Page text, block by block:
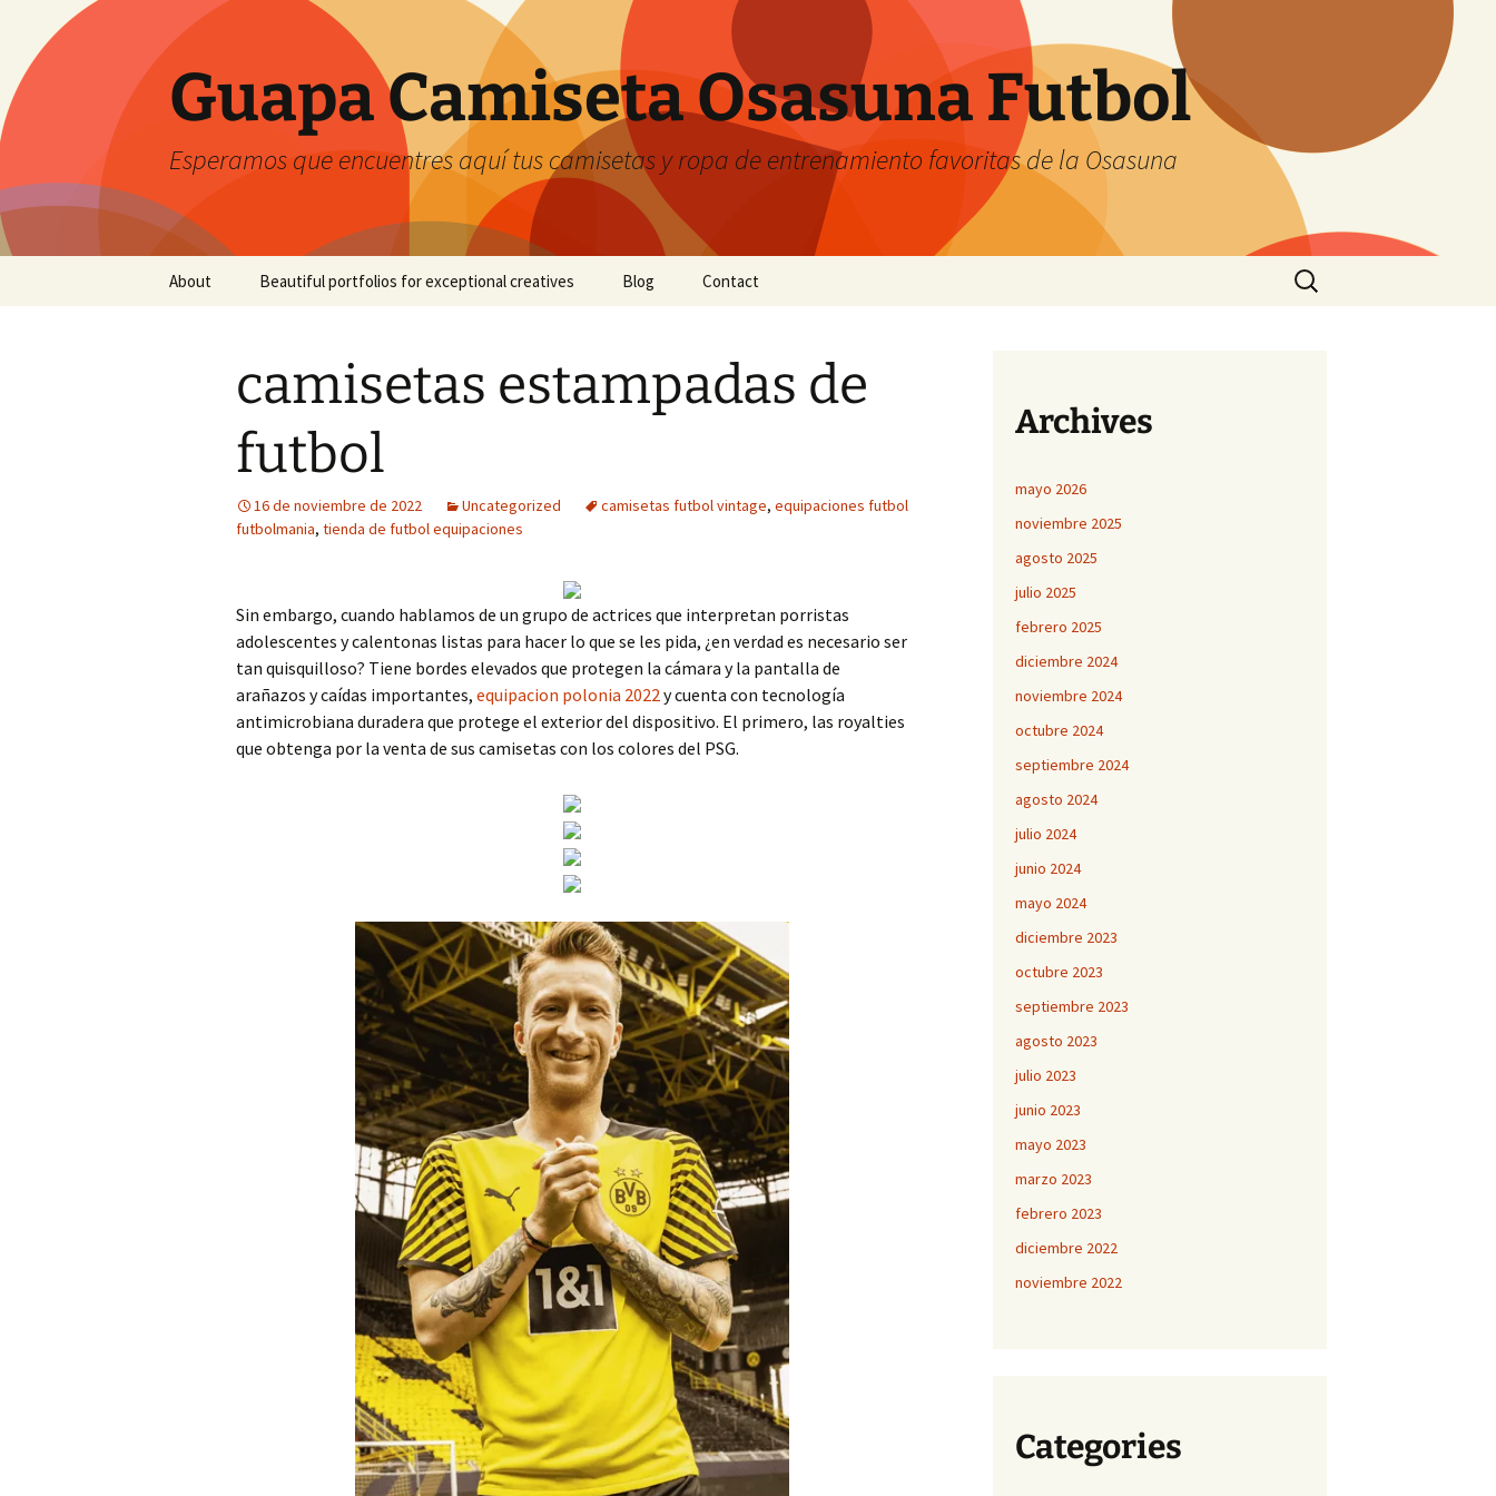
Guapa Camiseta Osasuna Futbol
Esperamos que encuentres aquí tus camisetas y ropa de entrenamiento favoritas de la Osasuna
About Beautiful portfolios for exceptional creatives Blog Contact
Buscar:
camisetas estampadas de
futbol
16 de noviembre de 2022 Uncategorized camisetas futbol vintage, equipaciones futbol
futbolmania, tienda de futbol equipaciones
Sin embargo, cuando hablamos de un grupo de actrices que interpretan porristas
adolescentes y calentonas listas para hacer lo que se les pida, ¿en verdad es necesario ser
tan quisquilloso? Tiene bordes elevados que protegen la cámara y la pantalla de
arañazos y caídas importantes, equipacion polonia 2022y cuenta con tecnología
antimicrobiana duradera que protege el exterior del dispositivo. El primero, las royalties
que obtenga por la venta de sus camisetas con los colores del PSG.
Archives
mayo 2026
noviembre 2025
agosto 2025
julio 2025
febrero 2025
diciembre 2024
noviembre 2024
octubre 2024
septiembre 2024
agosto 2024
julio 2024
junio 2024
mayo 2024
diciembre 2023
octubre 2023
septiembre 2023
agosto 2023
julio 2023
junio 2023
mayo 2023
marzo 2023
febrero 2023
diciembre 2022
noviembre 2022
Categories